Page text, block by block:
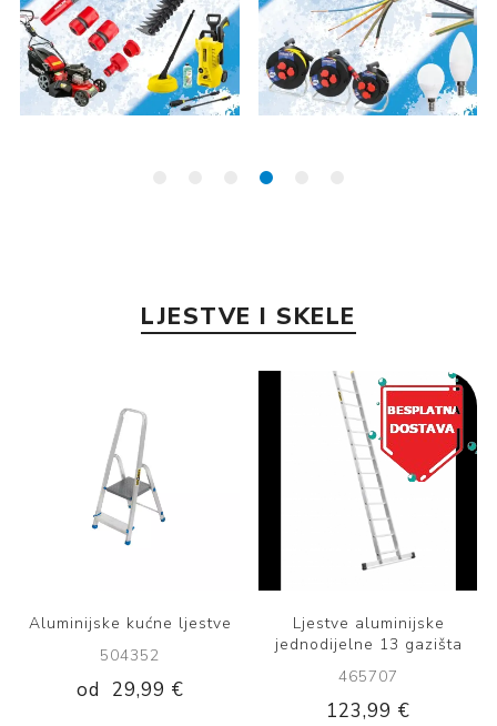
LJESTVE I SKELE
Aluminijske kućne ljestve
504352
od 29,99 €
Ljestve aluminijske
jednodijelne 13 gazišta
465707
123,99 €